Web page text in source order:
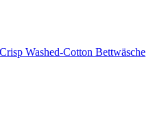
Washed-Cotton Bettwäsche